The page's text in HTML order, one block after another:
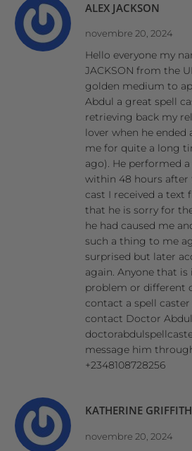
ALEX JACKSON
novembre 20, 2024
Hello everyone my
JACKSON from the
golden medium to
Abdul a great spell
retrieving back my
lover when he ended
me for quite a long
ago). He performed
within 48 hours after
cast I received a text
that he is sorry for
he had caused me
such a thing to me
surprised but later
again. Anyone that
problem or different
contact a spell
contact Doctor
message him
+2348108728256
KATHERINE GRIFFITH
novembre 20, 2024